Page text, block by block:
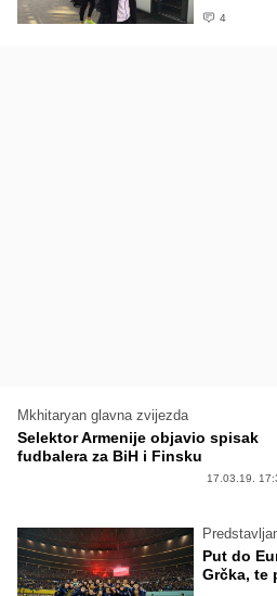
4
Mkhitaryan glavna zvijezda
Selektor Armenije objavio spisak
fudbalera za BiH i Finsku
17.03.19.
Put do
Grčka, te